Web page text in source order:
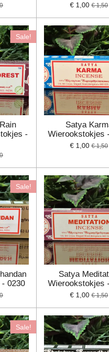
€ 1,00 € 1,50
Sale!
-
Satya
Wierookstokjes
€ 1,00 € 1,50
Sale!
0230
Satya
Wierookstokjes
€ 1,00 € 1,50
Sale!